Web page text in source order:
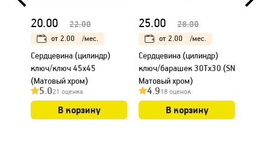
20.00 22.00
от 2.00 /мес.
Сердцевина (цилиндр)
ключ/ключ 45х45
(Матовый хром)
5.021 оценка
В корзину
25.00 28.00
от 2.00 /мес.
Сердцевина (цилиндр)
ключ/барашек 30Тх30 (SN
Матовый хром)
4.918 оценок
В корзину